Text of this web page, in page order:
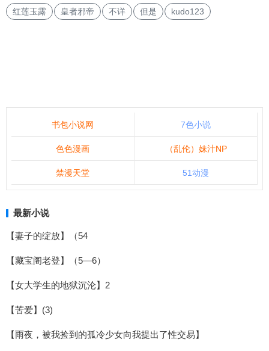
红莲玉露 皇者邪帝 不详 但是 kudo123
书包小说网 7色小说
色色漫画 （乱伦）妹汁NP
禁漫天堂 51动漫
最新小说
【妻子的绽放】（54
【藏宝阁老登】（5—6）
【女大学生的地狱沉沦】2
【苦爱】(3)
【雨夜，被我捡到的孤冷少女向我提出了性交易】